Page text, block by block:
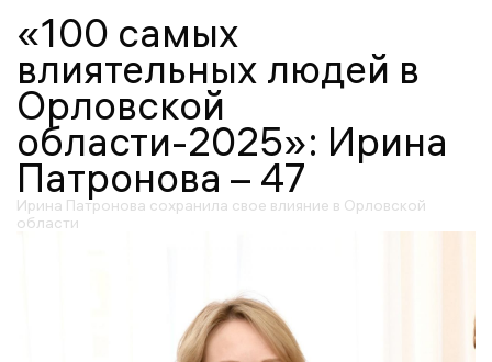
«100 самых
влиятельных людей в
Орловской
области-2025»: Ирина
Патронова – 47
Ирина Патронова сохранила свое влияние в Орловской
области